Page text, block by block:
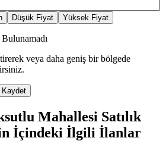
Düşük Fiyat Yüksek Fiyat
veya daha geniş bir bölgede
Kaydet
Mahallesi Satılık
İçindeki İlgili İlanlar